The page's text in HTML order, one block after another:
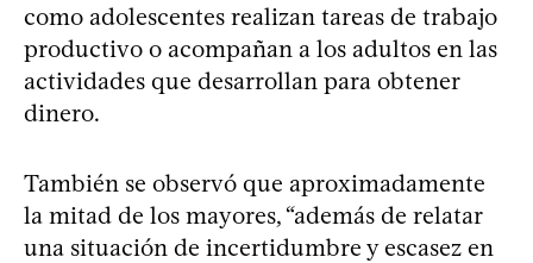
como adolescentes realizan tareas de trabajo
productivo o acompañan a los adultos en las
actividades que desarrollan para obtener
dinero.
También se observó que aproximadamente
la mitad de los mayores, “además de relatar
una situación de incertidumbre y escasez en